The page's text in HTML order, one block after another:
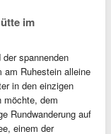
im
spannenden
am Ruhestein alleine
in den einzigen
möchte, dem
Rundwanderung auf
einem der